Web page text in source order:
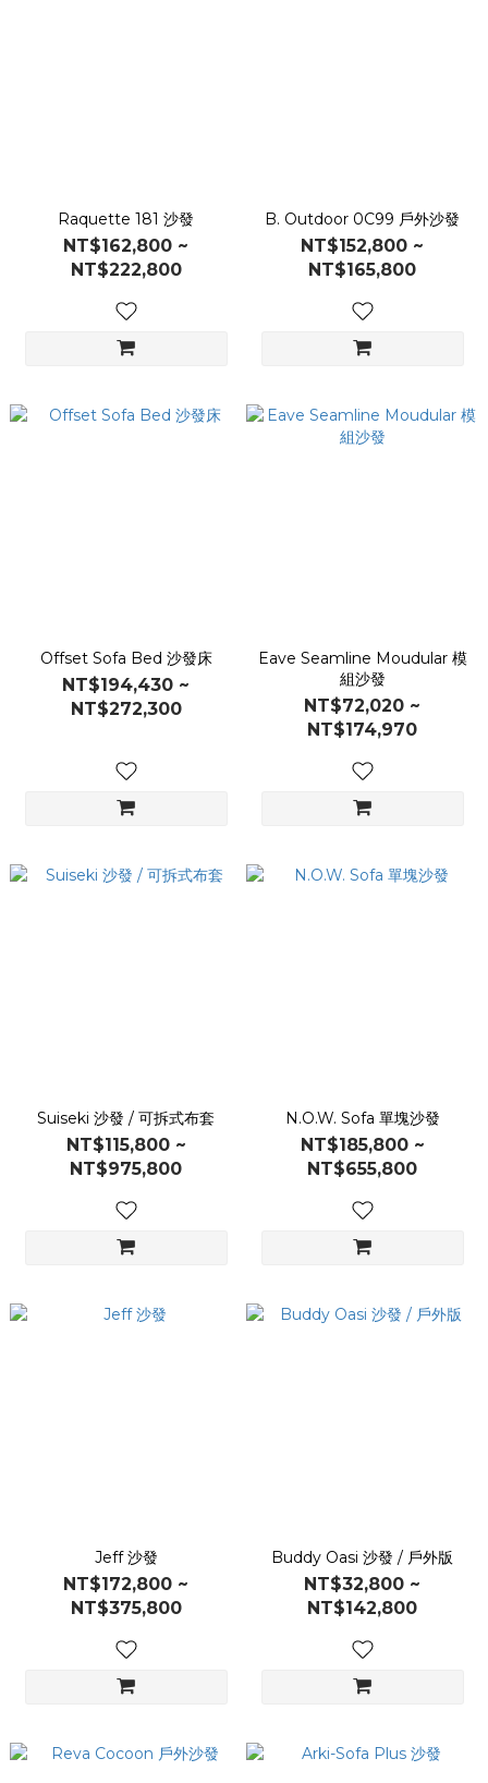
Raquette 181 沙發
NT$162,800 ~
NT$222,800
B. Outdoor 0C99 戶外沙發
NT$152,800 ~
NT$165,800
Offset Sofa Bed 沙發床
NT$194,430 ~
NT$272,300
Eave Seamline Moudular 模
組沙發
NT$72,020 ~
NT$174,970
Suiseki 沙發 / 可拆式布套
NT$115,800 ~
NT$975,800
N.O.W. Sofa 單塊沙發
NT$185,800 ~
NT$655,800
Jeff 沙發
NT$172,800 ~
NT$375,800
Buddy Oasi 沙發 / 戶外版
NT$32,800 ~
NT$142,800